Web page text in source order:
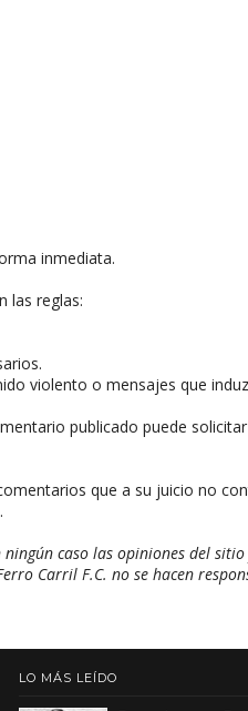
inmediata.
las reglas:
violento o mensajes que
publicado puede
que a su juicio no
caso las opiniones del
Carril F.C. no se hacen
LO MÁS LEÍDO